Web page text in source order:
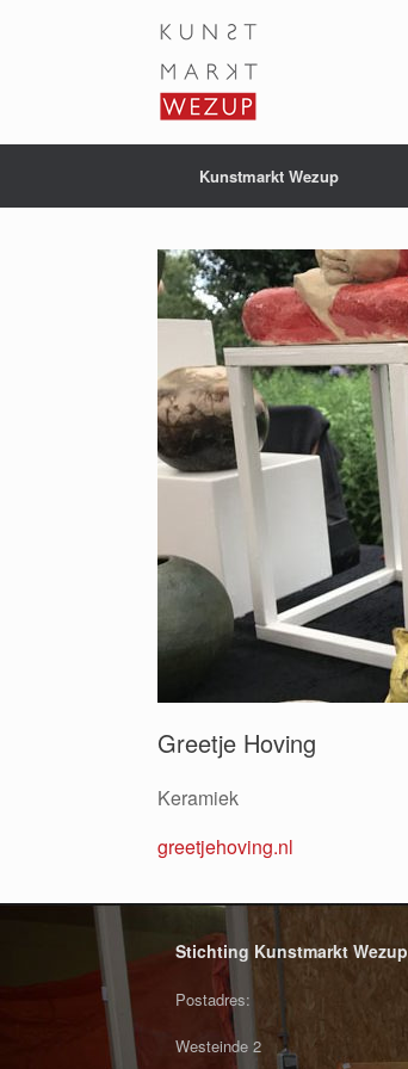
Kunstmarkt Wezup
Greetje Hoving
Keramiek
greetjehoving.nl
Stichting Kunstmarkt Wezup
Postadres:
Westeinde 2